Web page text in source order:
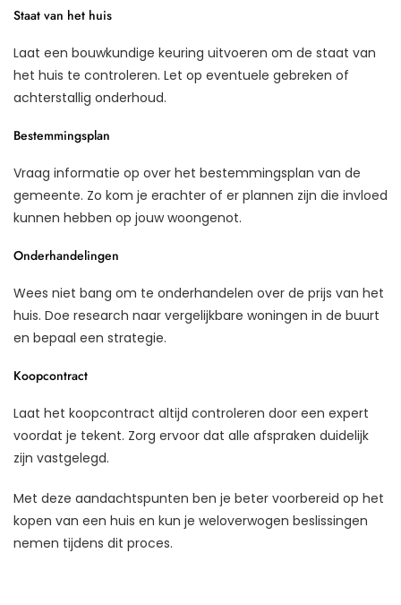
Staat van het huis
Laat een bouwkundige keuring uitvoeren om de staat van
het huis te controleren. Let op eventuele gebreken of
achterstallig onderhoud.
Bestemmingsplan
Vraag informatie op over het bestemmingsplan van de
gemeente. Zo kom je erachter of er plannen zijn die invloed
kunnen hebben op jouw woongenot.
Onderhandelingen
Wees niet bang om te onderhandelen over de prijs van het
huis. Doe research naar vergelijkbare woningen in de buurt
en bepaal een strategie.
Koopcontract
Laat het koopcontract altijd controleren door een expert
voordat je tekent. Zorg ervoor dat alle afspraken duidelijk
zijn vastgelegd.
Met deze aandachtspunten ben je beter voorbereid op het
kopen van een huis en kun je weloverwogen beslissingen
nemen tijdens dit proces.